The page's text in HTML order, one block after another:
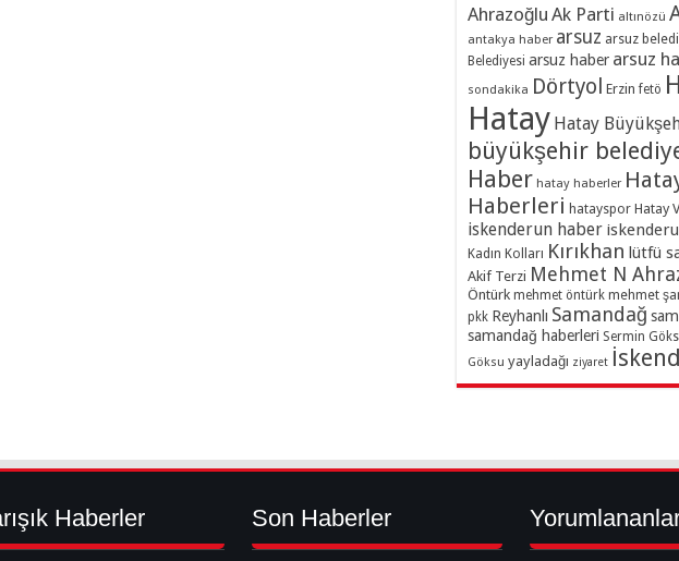
Ahrazoğlu Ak Parti altınözü
antakya haber arsuz arsuz
Belediyesi arsuz haber arsuz
sondakika Dörtyol Erzin fetö
Hatay Hatay
büyükşehir
Haber hatay haberler
Haberleri hatayspor Hatay
iskenderun haber
Kadın Kolları Kırıkhan lütfü
Akif Terzi Mehmet N
Öntürk mehmet öntürk mehmet
pkk Reyhanlı Samandağ
samandağ haberleri Sermin
Göksu yayladağı ziyaret
Haberler Son Haberler